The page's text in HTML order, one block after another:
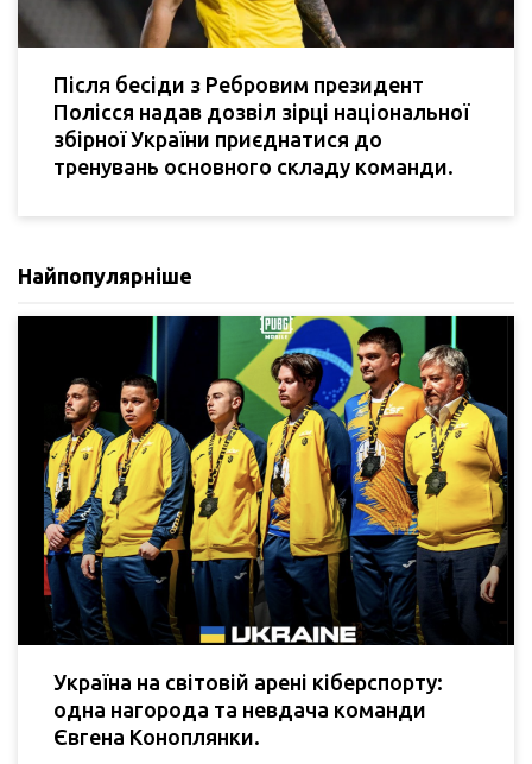
Після бесіди з Ребровим президент
Полісся надав дозвіл зірці національної
збірної України приєднатися до
тренувань основного складу команди.
Найпопулярніше
Україна на світовій арені кіберспорту:
одна нагорода та невдача команди
Євгена Коноплянки.